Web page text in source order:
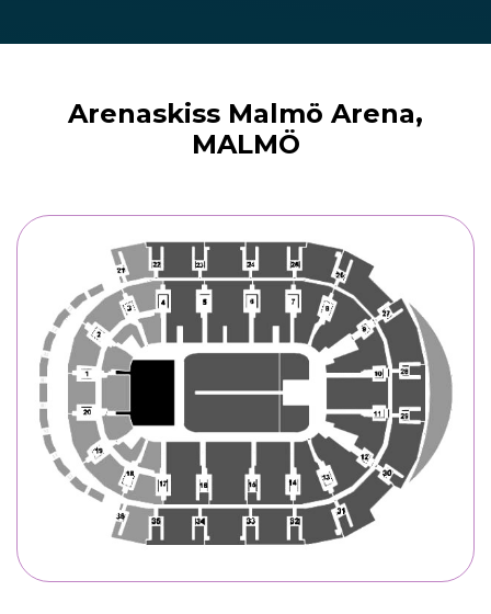
Arenaskiss Malmö Arena,
MALMÖ